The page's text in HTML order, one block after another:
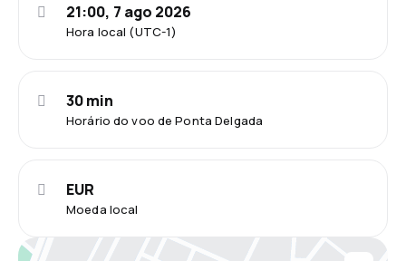
Hora local (UTC-1)
21:00, 7 ago 2026
Horário do voo de Ponta Delgada
30 min
Moeda local
EUR